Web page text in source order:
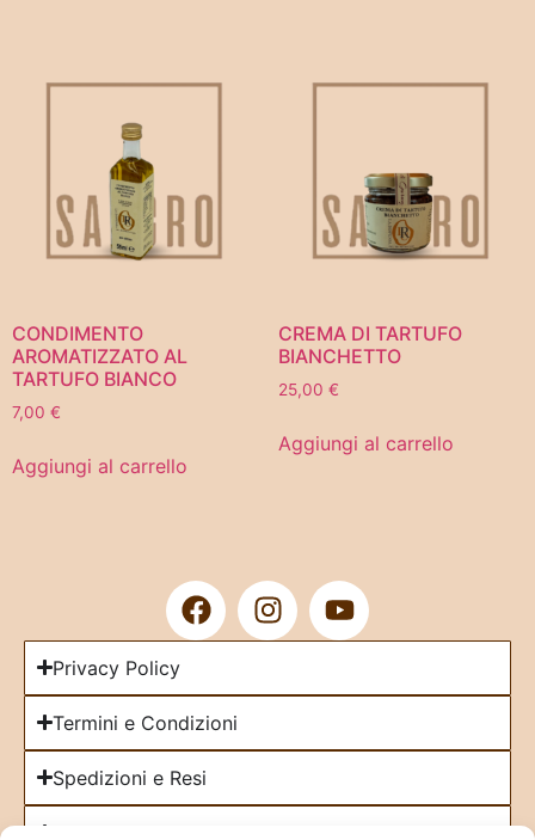
CONDIMENTO
AROMATIZZATO AL
TARTUFO BIANCO
7,00 €
Aggiungi al carrello
CREMA DI TARTUFO
BIANCHETTO
25,00 €
Aggiungi al carrello
Privacy Policy
Termini e Condizioni
Spedizioni e Resi